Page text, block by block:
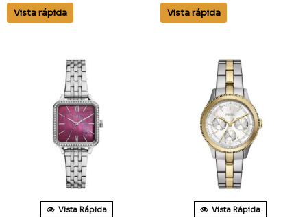
Vista rápida Vista rápida
Vista Rápida
Vista Rápida